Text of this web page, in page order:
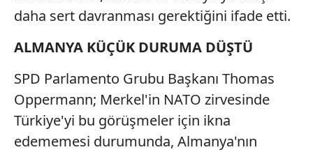
daha sert davranması gerektiğini ifade etti.
ALMANYA KÜÇÜK DURUMA DÜŞTÜ
SPD Parlamento Grubu Başkanı Thomas
Oppermann; Merkel'in NATO zirvesinde
Türkiye'yi bu görüşmeler için ikna
edememesi durumunda, Almanya'nın